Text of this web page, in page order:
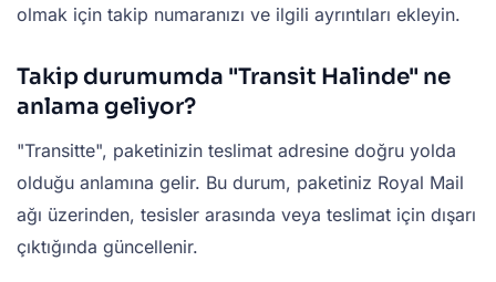
olmak için takip numaranızı ve ilgili ayrıntıları ekleyin.
Takip durumumda "Transit Halinde" ne
anlama geliyor?
"Transitte", paketinizin teslimat adresine doğru yolda
olduğu anlamına gelir. Bu durum, paketiniz Royal Mail
ağı üzerinden, tesisler arasında veya teslimat için dışarı
çıktığında güncellenir.